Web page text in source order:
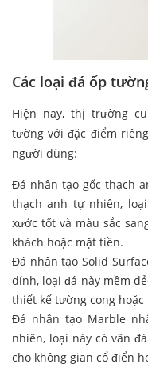
Các loại đá ốp
Hiện nay, thị trường
tường với đặc điểm
người dùng:
Đá nhân tạo gốc thạch
thạch anh tự nhiên,
xước tốt và màu sắc
khách hoặc mặt tiền.
Đá nhân tạo Solid
dính, loại đá này mềm
thiết kế tường cong hoặc
Đá nhân tạo Marble
nhiên, loại này có vân
cho không gian cổ điển